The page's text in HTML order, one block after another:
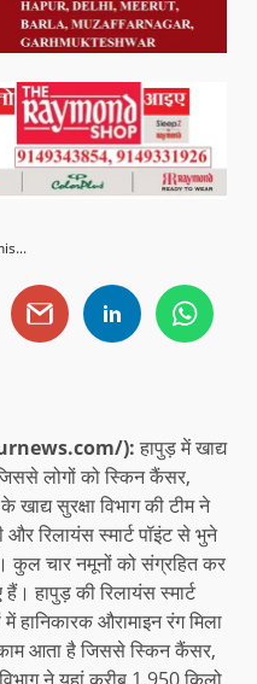
): हापुड़ में खाद्य
लोगों को स्किन कैंसर,
सुरक्षा विभाग की टीम ने
रिलायंस स्मार्ट पॉइंट से भुने
चार नमूनों को संग्रहित कर
हापुड़ की रिलायंस स्मार्ट
हानिकारक औरामाइन रंग मिला
आता है जिससे स्किन कैंसर,